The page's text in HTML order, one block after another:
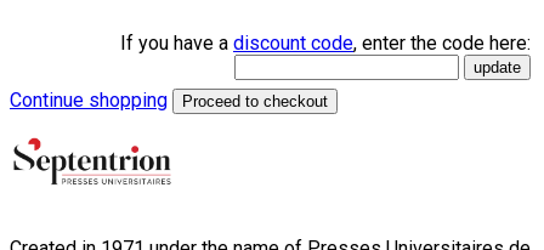
If you have a discount code, enter the code here:
Continue shopping Proceed to checkout